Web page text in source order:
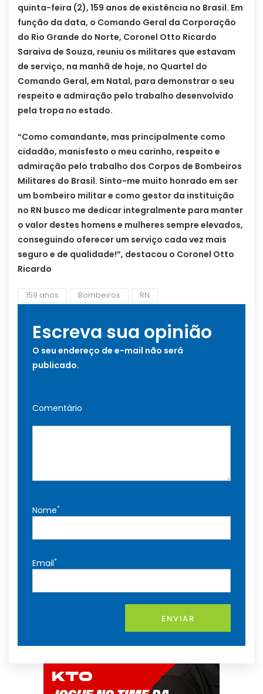
quinta-feira (2), 159 anos de existência no Brasil. Em
função da data, o Comando Geral da Corporação
do Rio Grande do Norte, Coronel Otto Ricardo
Saraiva de Souza, reuniu os militares que estavam
de serviço, na manhã de hoje, no Quartel do
Comando Geral, em Natal, para demonstrar o seu
respeito e admiração pelo trabalho desenvolvido
pela tropa no estado.
“Como comandante, mas principalmente como
cidadão, manisfesto o meu carinho, respeito e
admiração pelo trabalho dos Corpos de Bombeiros
Militares do Brasil. Sinto-me muito honrado em ser
um bombeiro militar e como gestor da instituição
no RN busco me dedicar integralmente para manter
o valor destes homens e mulheres sempre elevados,
conseguindo oferecer um serviço cada vez mais
seguro e de qualidade!”, destacou o Coronel Otto
Ricardo
159 anos Bombeiros RN
Escreva sua opinião
O seu endereço de e-mail não será
publicado.
Comentário
Nome*
Email*
ENVIAR